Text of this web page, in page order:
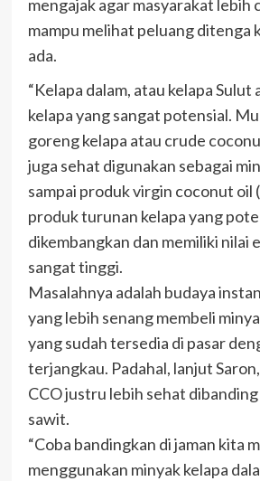
mengajak agar masyarakat lebih
mampu melihat peluang ditenga
ada.
“Kelapa dalam, atau kelapa Sulut
kelapa yang sangat potensial.
goreng kelapa atau crude
juga sehat digunakan sebagai
sampai produk virgin coconut oil
produk turunan kelapa yang
dikembangkan dan memiliki nilai
sangat tinggi.
Masalahnya adalah budaya
yang lebih senang membeli
yang sudah tersedia di pasar
terjangkau. Padahal, lanjut
CCO justru lebih sehat
sawit.
“Coba bandingkan di jaman kita
menggunakan minyak kelapa